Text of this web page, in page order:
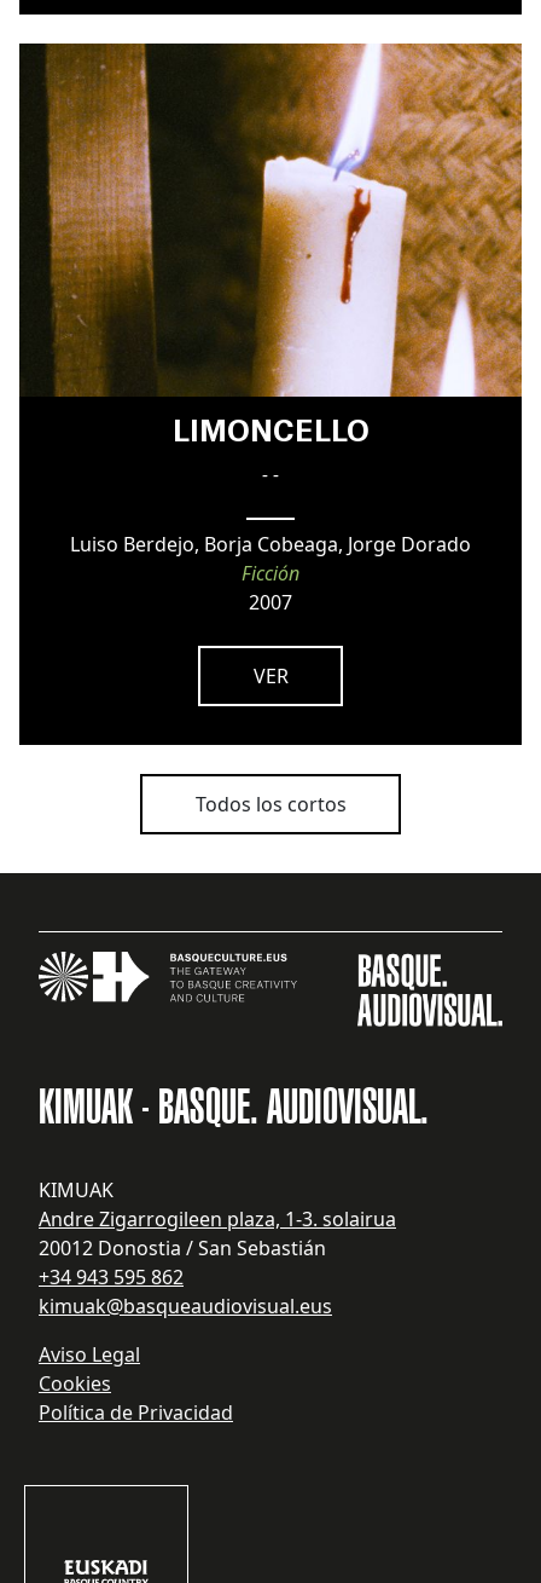
LIMONCELLO
- -
Luiso Berdejo, Borja Cobeaga, Jorge Dorado
Ficción
2007
VER
Todos los cortos
KIMUAK - BASQUE. AUDIOVISUAL.
KIMUAK
Andre Zigarrogileen plaza, 1-3. solairua
20012 Donostia / San Sebastián
+34 943 595 862
kimuak@basqueaudiovisual.eus
Aviso Legal
Cookies
Política de Privacidad